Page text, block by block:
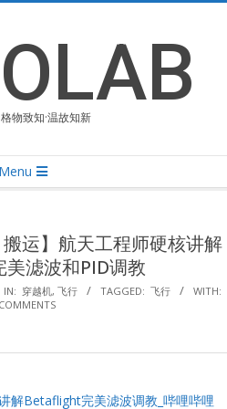
物致知·温故知新
Menu
运】航天工程师硬核讲解
滤波和PID调教
IN: 穿越机, 飞行 TAGGED: 飞行
WITH:
解Betaflight完美滤波调教_哔哩哔哩